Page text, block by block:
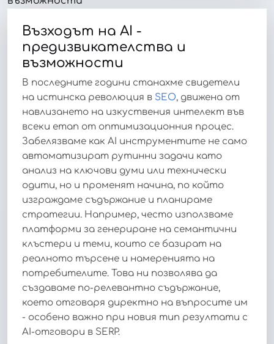
Възходът на AI -
предизвикателства и
възможности
В последните години станахме свидетели
на истинска революция в SEO, движена от
навлизането на изкуствения интелект във
всеки етап от оптимизационния процес.
Забелязваме как AI инструментите не само
автоматизират рутинни задачи като
анализ на ключови думи или технически
одити, но и променят начина, по който
изграждаме съдържание и планираме
стратегии. Например, често използваме
платформи за генериране на семантични
клъстери и теми, които се базират на
реалното търсене и намеренията на
потребителите. Това ни позволява да
създаваме по-релевантно съдържание,
което отговаря директно на въпросите им
- особено важно при новия тип резултати с
AI-отговори в SERP.